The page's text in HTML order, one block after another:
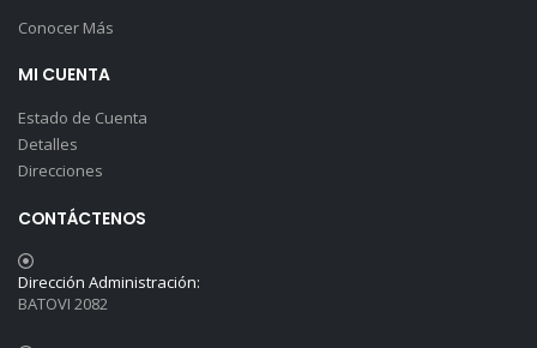
Conocer Más
MI CUENTA
Estado de Cuenta
Detalles
Direcciones
CONTÁCTENOS
Dirección Administración:
BATOVI 2082